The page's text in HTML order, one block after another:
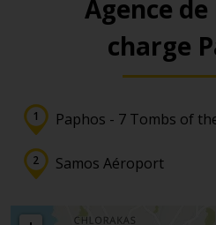
Agence
charge
Paphos - 7 Tombs of
Samos Aéroport